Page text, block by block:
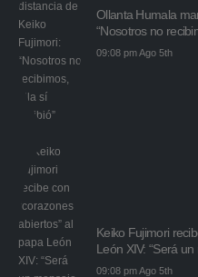
Ollanta Humala
“Nosotros no
09:08 pm Ago 5th
Keiko Fujimori
León XIV: “Será
09:08 pm Ago 5th